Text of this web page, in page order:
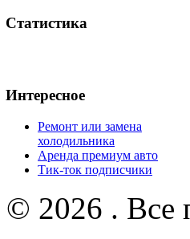
Статистика
Интересное
Ремонт или замена
холодильника
Аренда премиум авто
Тик-ток подписчики
© 2026 . Все